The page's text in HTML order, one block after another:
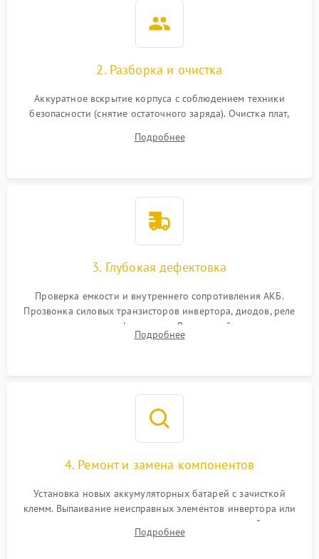
2. Разборка и очистка
Аккуратное вскрытие корпуса с соблюдением техники
безопасности (снятие остаточного заряда). Очистка плат,
и кистей для предотвращения перегрева и замыканий.
Подробнее
3. Глубокая дефектовка
Проверка емкости и внутреннего сопротивления АКБ.
Прозвонка силовых транзисторов инвертора, диодов, реле
переключения и трансформатора. Визуальный поиск вздутых
конденсаторов и прогаров на печатной плате.
Подробнее
4. Ремонт и замена компонентов
Установка новых аккумуляторных батарей с зачисткой
клемм. Выпаивание неисправных элементов инвертора или
цепи зарядки и монтаж новых радиодеталей.
Восстановление поврежденных токоведущих дорожек и
Подробнее